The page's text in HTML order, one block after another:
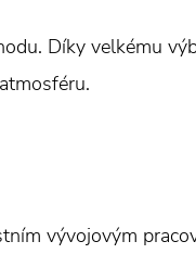
Díky velkému
vývojovým